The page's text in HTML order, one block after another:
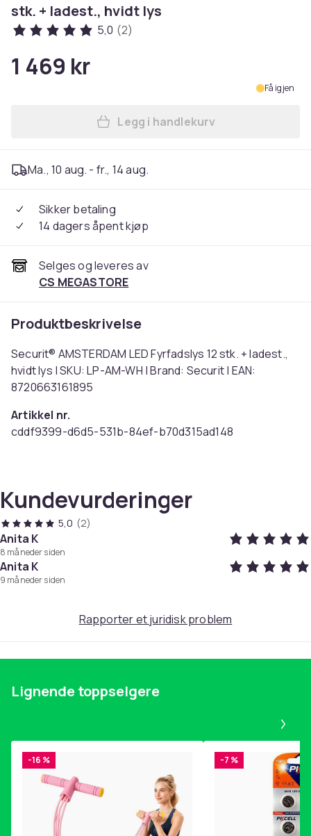
stk. + ladest., hvidt lys
5,0 (2)
1 469 kr
Få igjen
Legg Securit®
Legg i handlekurv
Ma., 10 aug. - fr., 14 aug.
Sikker betaling
14 dagers åpent kjøp
Selges og leveres av
CS MEGASTORE
Produktbeskrivelse
Securit® AMSTERDAM LED Fyrfadslys 12 stk. + ladest.,
hvidt lys | SKU: LP-AM-WH | Brand: Securit | EAN:
8720663161895
Artikkel nr.
cddf9399-d6d5-531b-84ef-b70d315ad148
Kundevurderinger
5,0 (2)
Anita K
8 måneder siden
Anita K
9 måneder siden
Rapporter et juridisk problem
Lignende toppselgere
-16 % -7 %